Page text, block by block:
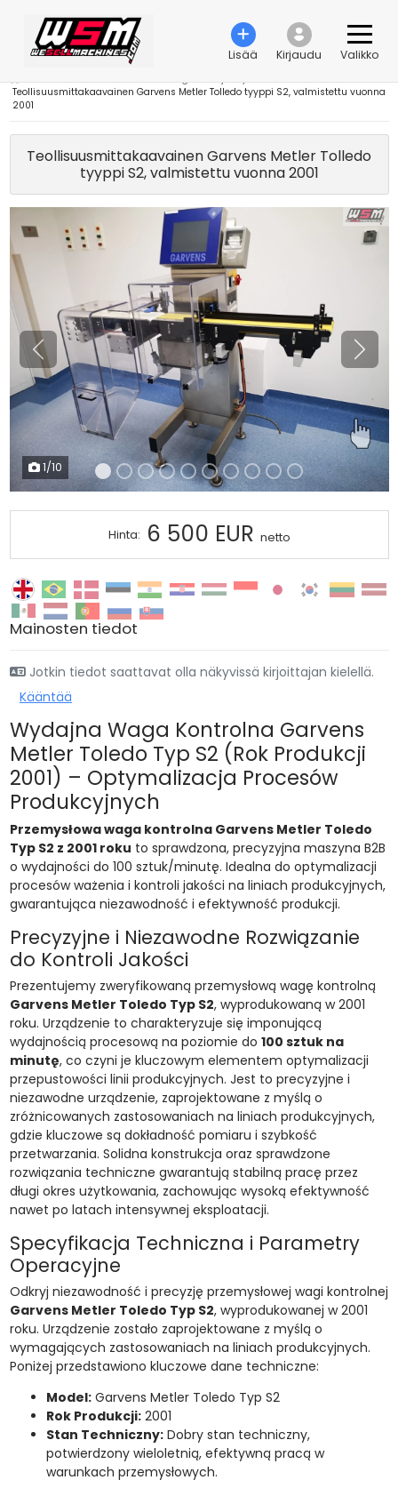
Lisää Kirjaudu Valikko
Teollisuusmittakaavainen Garvens Metler Tolledo tyyppi S2, valmistettu vuonna
2001
Teollisuusmittakaavainen Garvens Metler Tolledo
tyyppi S2, valmistettu vuonna 2001
Edellinen
1/10
Hinta: 6 500 EUR netto
Mainosten tiedot
Jotkin tiedot saattavat olla näkyvissä kirjoittajan kielellä.
Kääntää
Wydajna Waga Kontrolna Garvens
Metler Toledo Typ S2 (Rok Produkcji
2001) – Optymalizacja Procesów
Produkcyjnych
Przemysłowa waga kontrolna Garvens Metler Toledo
Typ S2 z 2001 roku to sprawdzona, precyzyjna maszyna B2B
o wydajności do 100 sztuk/minutę. Idealna do optymalizacji
procesów ważenia i kontroli jakości na liniach produkcyjnych,
gwarantująca niezawodność i efektywność produkcji.
Precyzyjne i Niezawodne Rozwiązanie
do Kontroli Jakości
Prezentujemy zweryfikowaną przemysłową wagę kontrolną
Garvens Metler Toledo Typ S2, wyprodukowaną w 2001
roku. Urządzenie to charakteryzuje się imponującą
wydajnością procesową na poziomie do 100 sztuk na
minutę, co czyni je kluczowym elementem optymalizacji
przepustowości linii produkcyjnych. Jest to precyzyjne i
niezawodne urządzenie, zaprojektowane z myślą o
zróżnicowanych zastosowaniach na liniach produkcyjnych,
gdzie kluczowe są dokładność pomiaru i szybkość
przetwarzania. Solidna konstrukcja oraz sprawdzone
rozwiązania techniczne gwarantują stabilną pracę przez
długi okres użytkowania, zachowując wysoką efektywność
nawet po latach intensywnej eksploatacji.
Specyfikacja Techniczna i Parametry
Operacyjne
Odkryj niezawodność i precyzję przemysłowej wagi kontrolnej
Garvens Metler Toledo Typ S2, wyprodukowanej w 2001
roku. Urządzenie zostało zaprojektowane z myślą o
wymagających zastosowaniach na liniach produkcyjnych.
Poniżej przedstawiono kluczowe dane techniczne:
Model:Garvens Metler Toledo Typ S2
Rok Produkcji:2001
Stan Techniczny:Dobry stan techniczny,
potwierdzony wieloletnią, efektywną pracą w
warunkach przemysłowych.